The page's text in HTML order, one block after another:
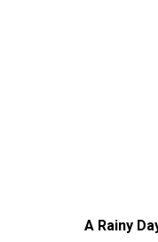
A Rainy